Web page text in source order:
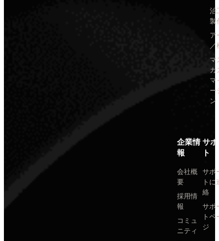
治
製
ア
／
マ
カ
マ
ー
ン
企業情
報
会社概
要
採用情
報
コミュ
ニティ
サ
ト
サポ
トに
絡
サポ
トペ
ジ